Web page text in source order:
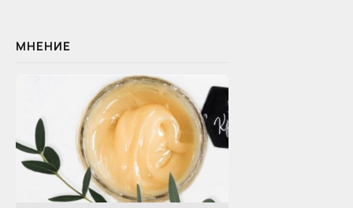
МНЕНИЕ